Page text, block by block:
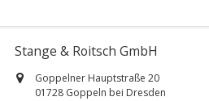
Stange & Roitsch GmbH
Goppelner Hauptstraße 20
01728 Goppeln bei Dresden